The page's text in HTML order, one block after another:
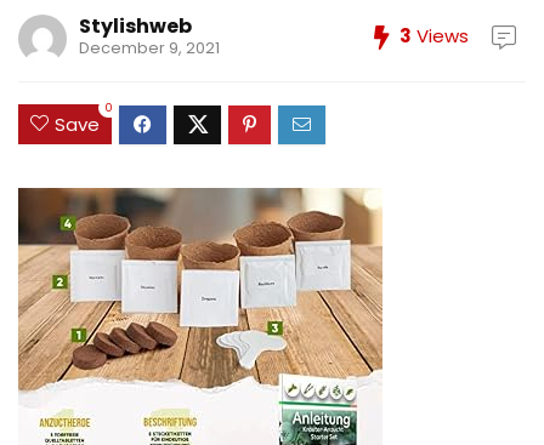
Stylishweb
December 9, 2021 3 Views
Save
0